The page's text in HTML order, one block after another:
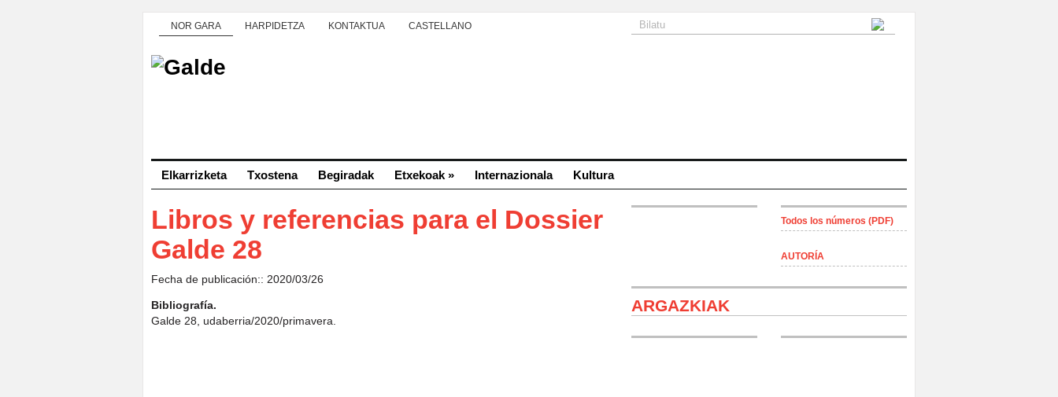
NOR GARA HARPIDETZA KONTAKTUA CASTELLANO
Elkarrizketa Txostena Begiradak Etxekoak » Internazionala Kultura
Libros y referencias para el Dossier
Galde 28
Fecha de publicación:: 2020/03/26
Bibliografía.
Galde 28, udaberria/2020/primavera.
Todos los números (PDF)
AUTORÍA
ARGAZKIAK
Txema García